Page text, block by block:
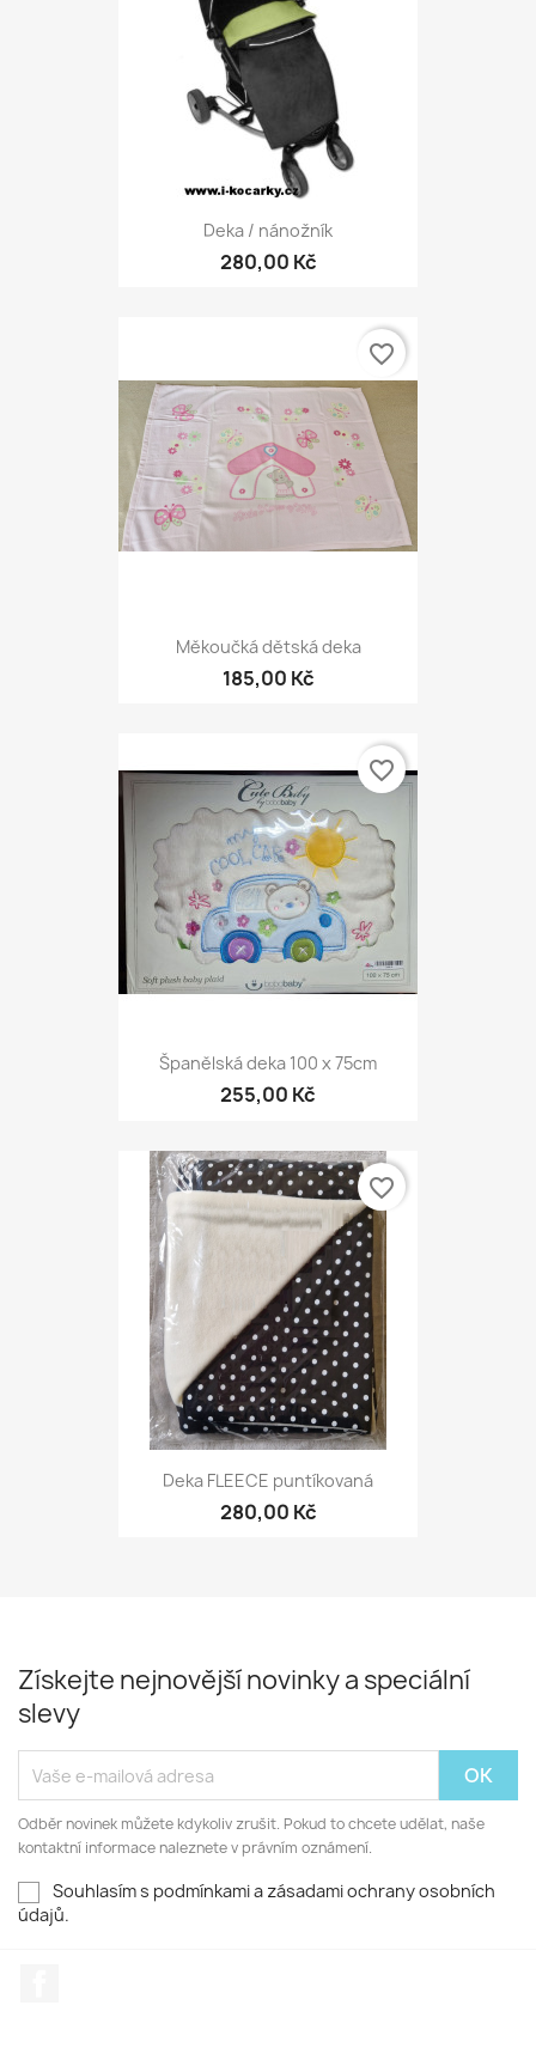
Deka / nánožník
280,00 Kč
Měkoučká dětská deka
185,00 Kč
favorite_border
Španělská deka 100 x 75cm
255,00 Kč
favorite_border
Deka FLEECE puntíkovaná
280,00 Kč
favorite_border
Získejte nejnovější novinky a speciální
slevy
Odběr novinek můžete kdykoliv zrušit. Pokud to chcete udělat, naše
kontaktní informace naleznete v právním oznámení.
Souhlasím s podmínkami a zásadami ochrany osobních
údajů.